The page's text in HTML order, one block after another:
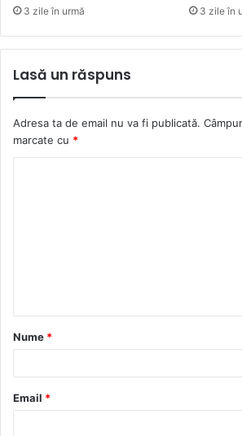
3 zile în urmă 3 zile în
Lasă un răspuns
Adresa ta de email nu va fi publicată.
marcate cu *
a
r
*
Nume *
Email *